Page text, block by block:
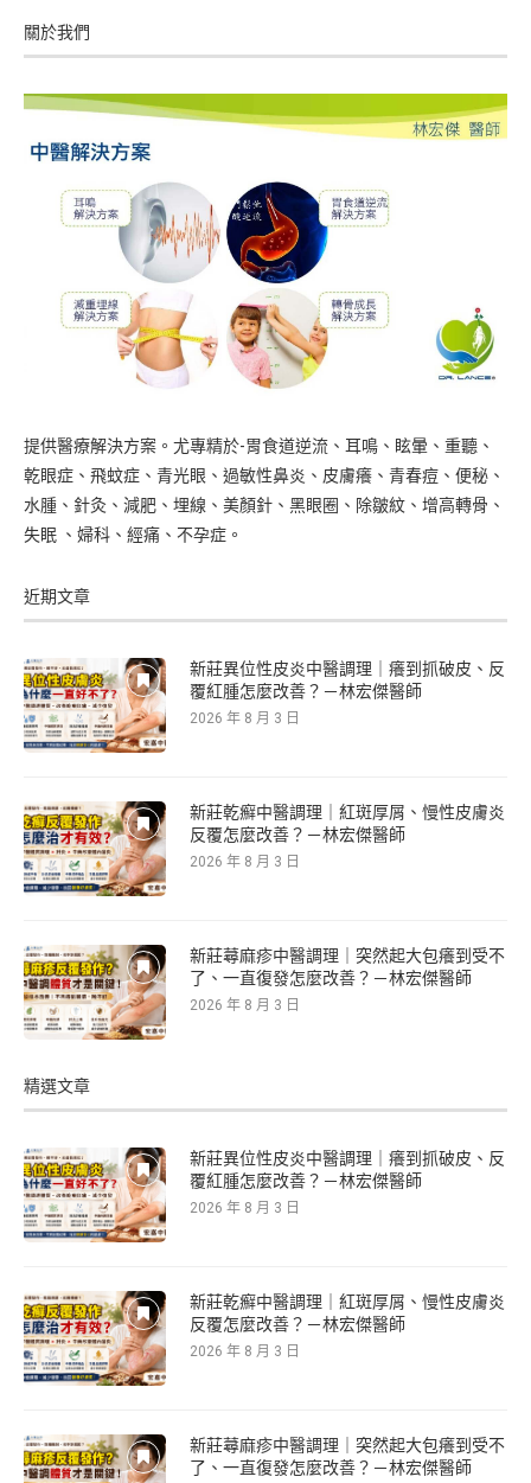
關於我們
提供醫療解決方案。尤專精於-胃食道逆流、耳鳴、眩暈、重聽、
乾眼症、飛蚊症、青光眼、過敏性鼻炎、皮膚癢、青春痘、便秘、
水腫、針灸、減肥、埋線、美顏針、黑眼圈、除皺紋、增高轉骨、
失眠 、婦科、經痛、不孕症。
近期文章
新莊異位性皮炎中醫調理｜癢到抓破皮、反
覆紅腫怎麼改善？－林宏傑醫師
2026 年 8 月 3 日
新莊乾癬中醫調理｜紅斑厚屑、慢性皮膚炎
反覆怎麼改善？－林宏傑醫師
2026 年 8 月 3 日
新莊蕁麻疹中醫調理｜突然起大包癢到受不
了、一直復發怎麼改善？－林宏傑醫師
2026 年 8 月 3 日
精選文章
新莊異位性皮炎中醫調理｜癢到抓破皮、反
覆紅腫怎麼改善？－林宏傑醫師
2026 年 8 月 3 日
新莊乾癬中醫調理｜紅斑厚屑、慢性皮膚炎
反覆怎麼改善？－林宏傑醫師
2026 年 8 月 3 日
新莊蕁麻疹中醫調理｜突然起大包癢到受不
了、一直復發怎麼改善？－林宏傑醫師